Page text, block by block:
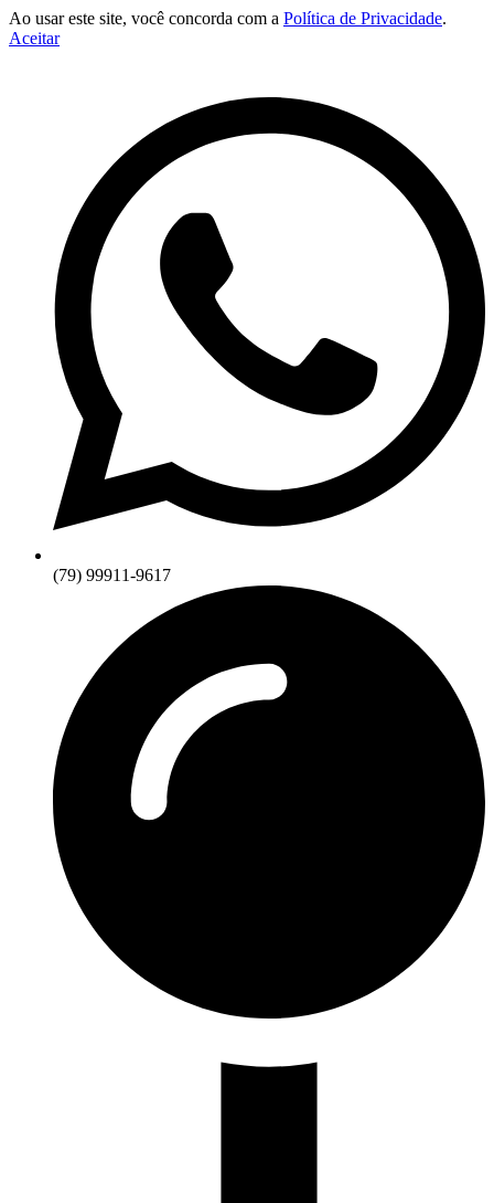
Ao usar este site, você concorda com a Política de Privacidade.
Aceitar
(79) 99911-9617